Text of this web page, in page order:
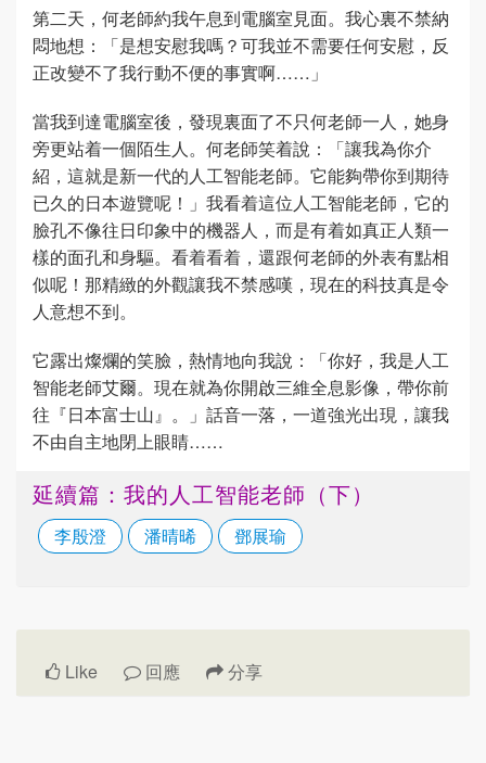
第二天，何老師約我午息到電腦室見面。我心裏不禁納
悶地想：「是想安慰我嗎？可我並不需要任何安慰，反
正改變不了我行動不便的事實啊……」
當我到達電腦室後，發現裏面了不只何老師一人，她身
旁更站着一個陌生人。何老師笑着說：「讓我為你介
紹，這就是新一代的人工智能老師。它能夠帶你到期待
已久的日本遊覽呢！」我看着這位人工智能老師，它的
臉孔不像往日印象中的機器人，而是有着如真正人類一
樣的面孔和身驅。看着看着，還跟何老師的外表有點相
似呢！那精緻的外觀讓我不禁感嘆，現在的科技真是令
人意想不到。
它露出燦爛的笑臉，熱情地向我說：「你好，我是人工
智能老師艾爾。現在就為你開啟三維全息影像，帶你前
往『日本富士山』。」話音一落，一道強光出現，讓我
不由自主地閉上眼睛……
延續篇：我的人工智能老師（下）
李殷澄 潘晴晞 鄧展瑜
Like 回應 分享